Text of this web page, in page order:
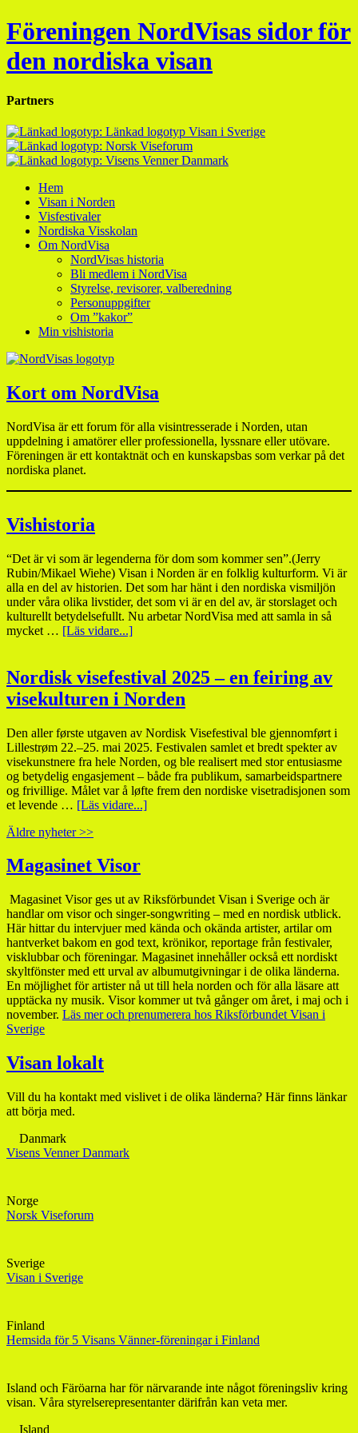
Föreningen NordVisas sidor för
den nordiska visan
Partners
Hem
Visan i Norden
Visfestivaler
Nordiska Visskolan
Om NordVisa
NordVisas historia
Bli medlem i NordVisa
Styrelse, revisorer, valberedning
Personuppgifter
Om ”kakor”
Min vishistoria
Kort om NordVisa
NordVisa är ett forum för alla visintresserade i Norden, utan
uppdelning i amatörer eller professionella, lyssnare eller utövare.
Föreningen är ett kontaktnät och en kunskapsbas som verkar på det
nordiska planet.
Vishistoria
“Det är vi som är legenderna för dom som kommer sen”.(Jerry
Rubin/Mikael Wiehe) Visan i Norden är en folklig kulturform. Vi är
alla en del av historien. Det som har hänt i den nordiska vismiljön
under våra olika livstider, det som vi är en del av, är storslaget och
kulturellt betydelsefullt. Nu arbetar NordVisa med att samla in så
mycket … [Läs vidare...]
Nordisk visefestival 2025 – en feiring av
visekulturen i Norden
Den aller første utgaven av Nordisk Visefestival ble gjennomført i
Lillestrøm 22.–25. mai 2025. Festivalen samlet et bredt spekter av
visekunstnere fra hele Norden, og ble realisert med stor entusiasme
og betydelig engasjement – både fra publikum, samarbeidspartnere
og frivillige. Målet var å løfte frem den nordiske visetradisjonen som
et levende … [Läs vidare...]
Äldre nyheter >>
Magasinet Visor
Magasinet Visor ges ut av Riksförbundet Visan i Sverige och är
handlar om visor och singer-songwriting – med en nordisk utblick.
Här hittar du intervjuer med kända och okända artister, artilar om
hantverket bakom en god text, krönikor, reportage från festivaler,
visklubbar och föreningar. Magasinet innehåller också ett nordiskt
skyltfönster med ett urval av albumutgivningar i de olika länderna.
En möjlighet för artister nå ut till hela norden och för alla läsare att
upptäcka ny musik. Visor kommer ut två gånger om året, i maj och i
november. Läs mer och prenumerera hos Riksförbundet Visan i
Sverige
Visan lokalt
Vill du ha kontakt med vislivet i de olika länderna? Här finns länkar
att börja med.
Danmark
Visens Venner Danmark
Norge
Norsk Viseforum
Sverige
Visan i Sverige
Finland
Hemsida för 5 Visans Vänner-föreningar i Finland
Island och Färöarna har för närvarande inte något föreningsliv kring
visan. Våra styrelserepresentanter därifrån kan veta mer.
Island